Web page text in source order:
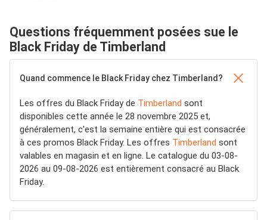
Questions fréquemment posées sue le
Black Friday de Timberland
Quand commence le Black Friday chez Timberland?
Les offres du Black Friday de Timberland sont
disponibles cette année le 28 novembre 2025 et,
généralement, c'est la semaine entière qui est consacrée
à ces promos Black Friday. Les offres Timberland sont
valables en magasin et en ligne. Le catalogue du 03-08-
2026 au 09-08-2026 est entièrement consacré au Black
Friday.